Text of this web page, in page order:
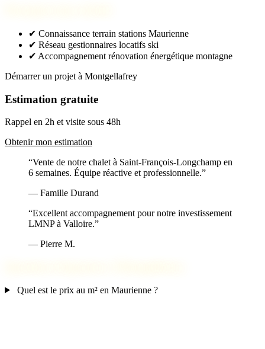
✔ Connaissance terrain stations Maurienne
✔ Réseau gestionnaires locatifs ski
✔ Accompagnement rénovation énergétique montagne
Démarrer un projet à Montgellafrey
Estimation gratuite
Rappel en 2h et visite sous 48h
Obtenir mon estimation
“Vente de notre chalet à Saint-François-Longchamp en
6 semaines. Équipe réactive et professionnelle.”
— Famille Durand
“Excellent accompagnement pour notre investissement
LMNP à Valloire.”
— Pierre M.
Quel est le prix au m² en Maurienne ?